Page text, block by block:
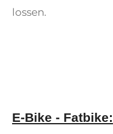
lossen.
E-Bike - Fatbike: